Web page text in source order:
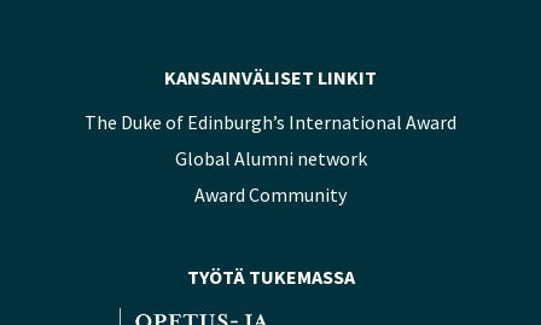
KANSAINVÄLISET LINKIT
The Duke of Edinburgh’s International Award
Global Alumni network
Award Community
TYÖTÄ TUKEMASSA